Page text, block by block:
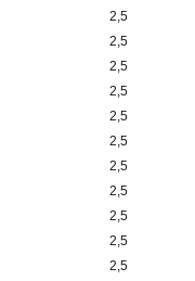
2,5
2,5
2,5
2,5
2,5
2,5
2,5
2,5
2,5
2,5
2,5